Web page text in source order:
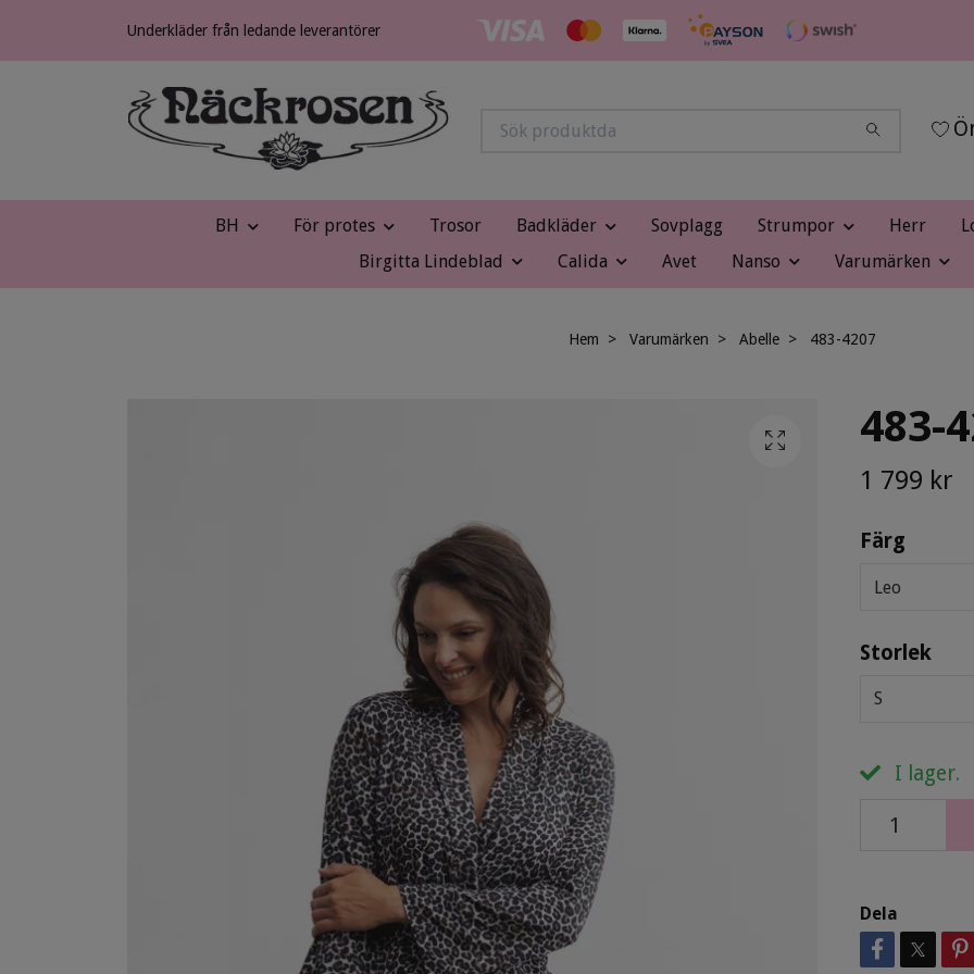
Underkläder från ledande leverantörer
BH För protes Trosor Badkläder Sovplagg Strumpor Herr
Birgitta Lindeblad
Calida Avet Nanso Varumärken
Hem Varumärken Abelle 483-4207
483-
1 799 kr
Färg
Leo
Storlek
S
I lager.
Dela